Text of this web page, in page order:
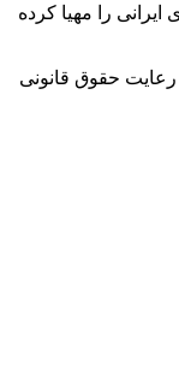
را مهیا کرده
رعایت حقوق قانونی